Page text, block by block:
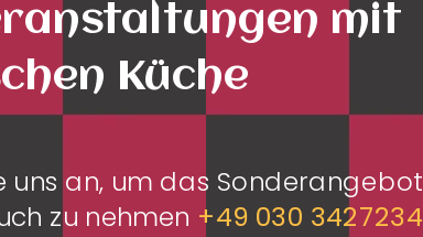
mit
Küche
uns an, um das Sonderangebot
zu nehmen +49 030 3427234